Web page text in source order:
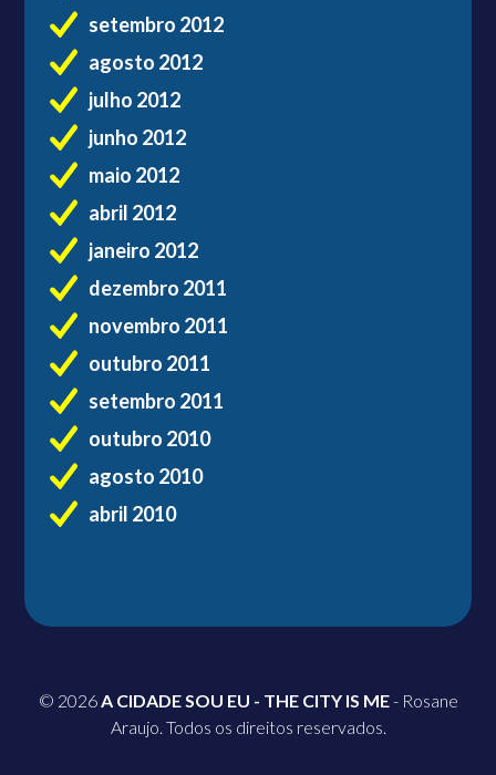
setembro 2012
agosto 2012
julho 2012
junho 2012
maio 2012
abril 2012
janeiro 2012
dezembro 2011
novembro 2011
outubro 2011
setembro 2011
outubro 2010
agosto 2010
abril 2010
© 2026 A CIDADE SOU EU - THE CITY IS ME- Rosane
Araujo. Todos os direitos reservados.